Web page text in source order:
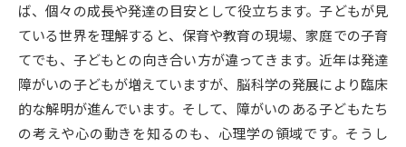
併願校選び 受験スケジュールを立てよう
先輩が入学を決めた理由 テレメール全国一斉進学調査
新生活お役立ちガイド
ば、個々の成長や発達の目安として役立ちます。子どもが見
ている世界を理解すると、保育や教育の現場、家庭での子育
てでも、子どもとの向き合い方が違ってきます。近年は発達
障がいの子どもが増えていますが、脳科学の発展により臨床
的な解明が進んでいます。そして、障がいのある子どもたち
の考えや心の動きを知るのも、心理学の領域です。そうし